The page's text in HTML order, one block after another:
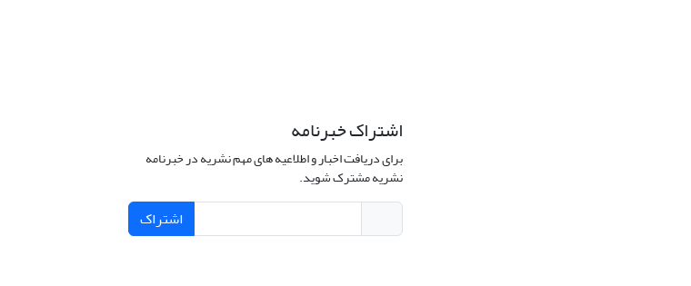
اشتراک خبرنامه
برای دریافت اخبار و اطلاعیه های مهم نشریه در خبرنامه
نشریه مشترک شوید.
اشتراک